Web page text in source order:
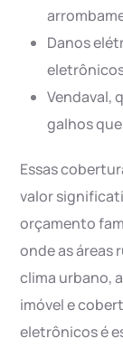
Danos
Vendaval,
galhos
Essas
valor
orçamento
onde as áreas
clima urbano,
imóvel e
eletrônicos é